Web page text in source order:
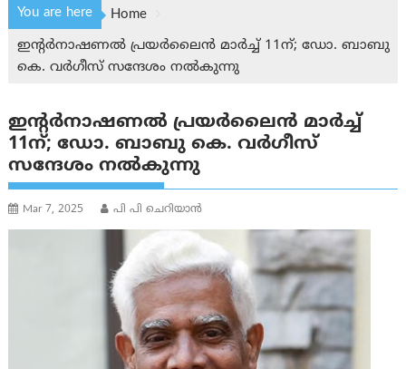
You are here
Home
ഇന്‍റർനാഷണൽ പ്രയർലെെൻ മാർച്ച് 11ന്; ഡോ. ബാബു
കെ. വർഗീസ് സന്ദേശം നല്‍കുന്നു
ഇന്‍റർനാഷണൽ പ്രയർലെെൻ മാർച്ച്
11ന്; ഡോ. ബാബു കെ. വർഗീസ്
സന്ദേശം നല്‍കുന്നു
Mar 7, 2025 പി പി ചെറിയാൻ